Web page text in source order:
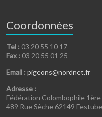
Coordonnées
Tel : 03 20 55 10 17
Fax : 03 20 55 01 25
Email : pigeons@nordnet.fr
Adresse :
Fédération Colombophile 1ère
489 Rue Sèche 62149